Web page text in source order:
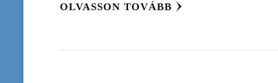
OLVASSON TOVÁBB